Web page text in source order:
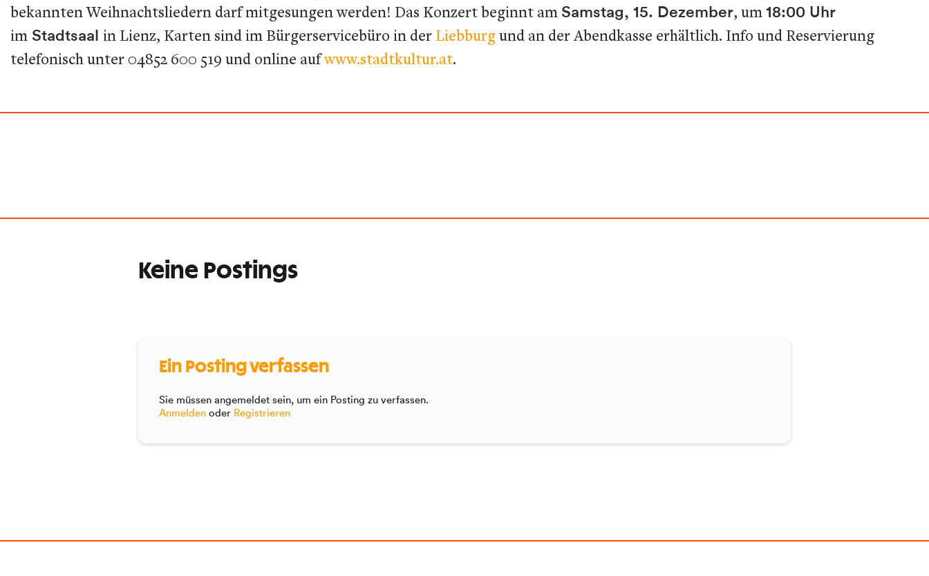
bekannten Weihnachtsliedern darf mitgesungen werden! Das Konzert beginnt am Samstag, 15. Dezember, um 18:00 Uhr
im Stadtsaal in Lienz, Karten sind im Bürgerservicebüro in der Liebburgund an der Abendkasse erhältlich. Info und Reservierung
telefonisch unter 04852 600 519 und online aufwww.stadtkultur.at.
Keine Postings
Ein Posting verfassen
Sie müssen angemeldet sein, um ein Posting zu verfassen.
Anmelden oder Registrieren